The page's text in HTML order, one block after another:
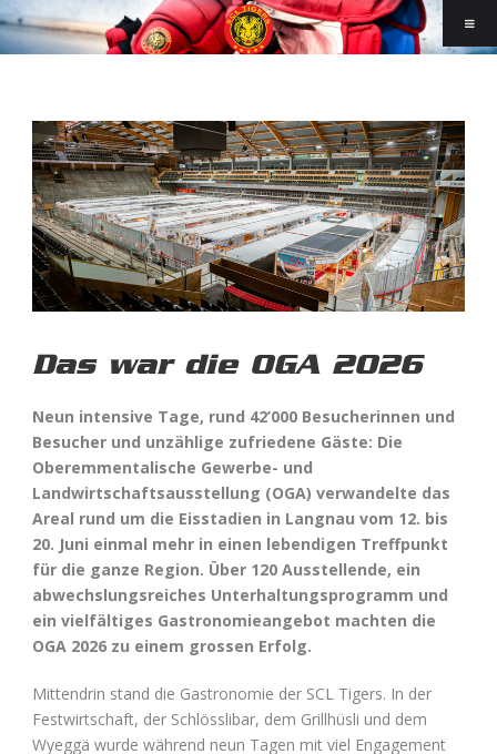
Das war die OGA 2026
Neun intensive Tage, rund 42’000 Besucherinnen und
Besucher und unzählige zufriedene Gäste: Die
Oberemmentalische Gewerbe- und
Landwirtschaftsausstellung (OGA) verwandelte das
Areal rund um die Eisstadien in Langnau vom 12. bis
20. Juni einmal mehr in einen lebendigen Treffpunkt
für die ganze Region. Über 120 Ausstellende, ein
abwechslungsreiches Unterhaltungsprogramm und
ein vielfältiges Gastronomieangebot machten die
OGA 2026 zu einem grossen Erfolg.
Mittendrin stand die Gastronomie der SCL Tigers. In der
Festwirtschaft, der Schlösslibar, dem Grillhüsli und dem
Wyeggä wurde während neun Tagen mit viel Engagement